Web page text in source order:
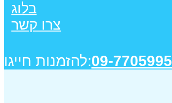
בלוג
צרו קשר
להזמנות חייגו:09-7705995